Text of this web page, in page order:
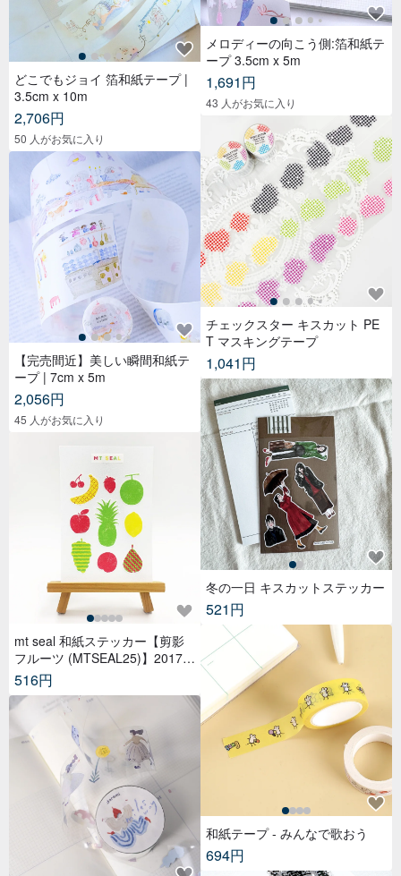
どこでもジョイ 箔和紙テープ |
3.5cm x 10m
2,706円
50 人がお気に入り
【完売間近】美しい瞬間和紙テ
ープ | 7cm x 5m
2,056円
45 人がお気に入り
mt seal 和紙ステッカー【剪影
フルーツ (MTSEAL25)】2017A
W
516円
メロディーの向こう側:箔和紙テ
ープ 3.5cm x 5m
1,691円
43 人がお気に入り
チェックスター キスカット PE
T マスキングテープ
1,041円
冬の一日 キスカットステッカー
521円
和紙テープ - みんなで歌おう
694円